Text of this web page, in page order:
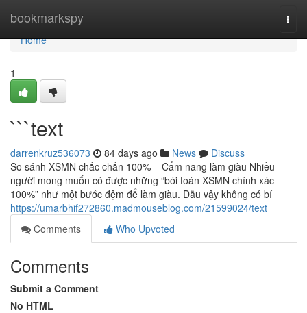
bookmarkspy
Home
Home
1
```text
darrenkruz536073 84 days ago News
Discuss
So sánh XSMN chắc chắn 100% – Cẩm nang làm giàu Nhiều
người mong muốn có được những “bói toán XSMN chính xác
100%” như một bước đệm để làm giàu. Dẫu vậy không có bí
https://umarbhif272860.madmouseblog.com/21599024/text
Comments
Who Upvoted
Comments
Submit a Comment
No HTML